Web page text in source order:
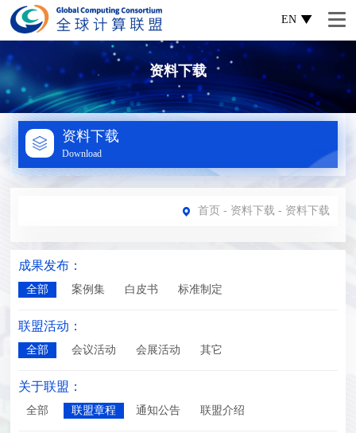
EN
资料下载
资料下载
Download
首页 - 资料下载 - 资料下载
成果发布：
全部 案例集 白皮书 标准制定
联盟活动：
全部 会议活动 会展活动 其它
关于联盟：
全部 联盟章程 通知公告 联盟介绍